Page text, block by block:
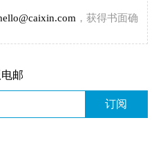
，获得书面确
邮
订阅